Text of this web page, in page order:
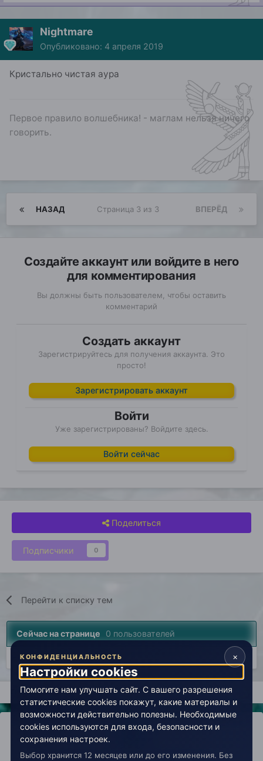
Nightmare
Опубликовано: 4 апреля 2019
Кристально чистая аура
Первое правило волшебника! - маглам нельзя ничего
говорить.
НАЗАД ВПЕРЁД
Страница 3 из 3
Создайте аккаунт или войдите в него
для комментирования
Вы должны быть пользователем, чтобы оставить
комментарий
Создать аккаунт
Зарегистрируйтесь для получения аккаунта. Это
просто!
Зарегистрировать аккаунт
Войти
Уже зарегистрированы? Войдите здесь.
Войти сейчас
Поделиться
Подписчики 0
Перейти к списку тем
Сейчас на странице 0 пользователей
Нет пользователей, просматривающих эту страницу.
Главная Открытый космос Свободная аудитория эзотерики
IPS ThemebyIPSFocus Политика конфиденциальности
×
КОНФИДЕНЦИАЛЬНОСТЬ
Настройки cookies
Помогите нам улучшать сайт. С вашего разрешения
статистические cookies покажут, какие материалы и
возможности действительно полезны. Необходимые
cookies используются для входа, безопасности и
сохранения настроек.
Выбор хранится 12 месяцев или до его изменения. Без